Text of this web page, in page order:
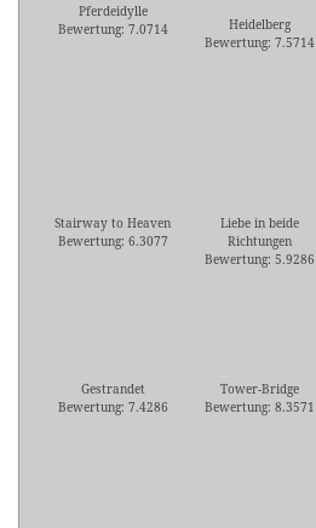
Pferdeidylle
Bewertung: 7.0714
Heidelberg
Bewertung: 7.5714
Stairway to Heaven
Bewertung: 6.3077
Liebe in beide
Richtungen
Bewertung: 5.9286
Gestrandet
Bewertung: 7.4286
Tower-Bridge
Bewertung: 8.3571